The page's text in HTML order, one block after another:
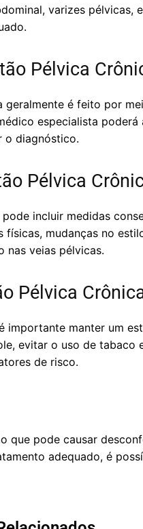
varizes pélvicas,
Pélvica
é feito por
especialista
o diagnóstico.
Pélvica
incluir medidas
mudanças no
nas veias pélvicas.
Pélvica
importante manter um
evitar o uso de tabaco
de risco.
que pode causar
adequado, é